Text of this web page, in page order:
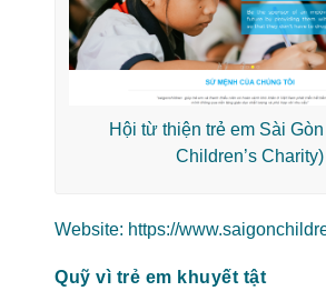
Hội từ thiện trẻ em Sài
Children’s Charity)
Website: https://
Quỹ vì trẻ em khuyết tật